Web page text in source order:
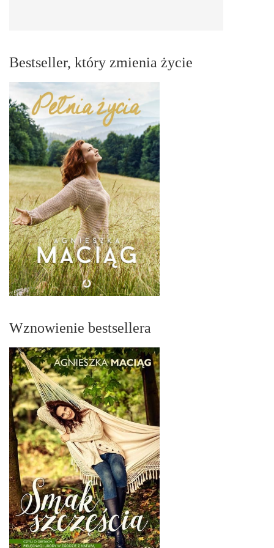
Bestseller, który zmienia życie
Wznowienie bestsellera